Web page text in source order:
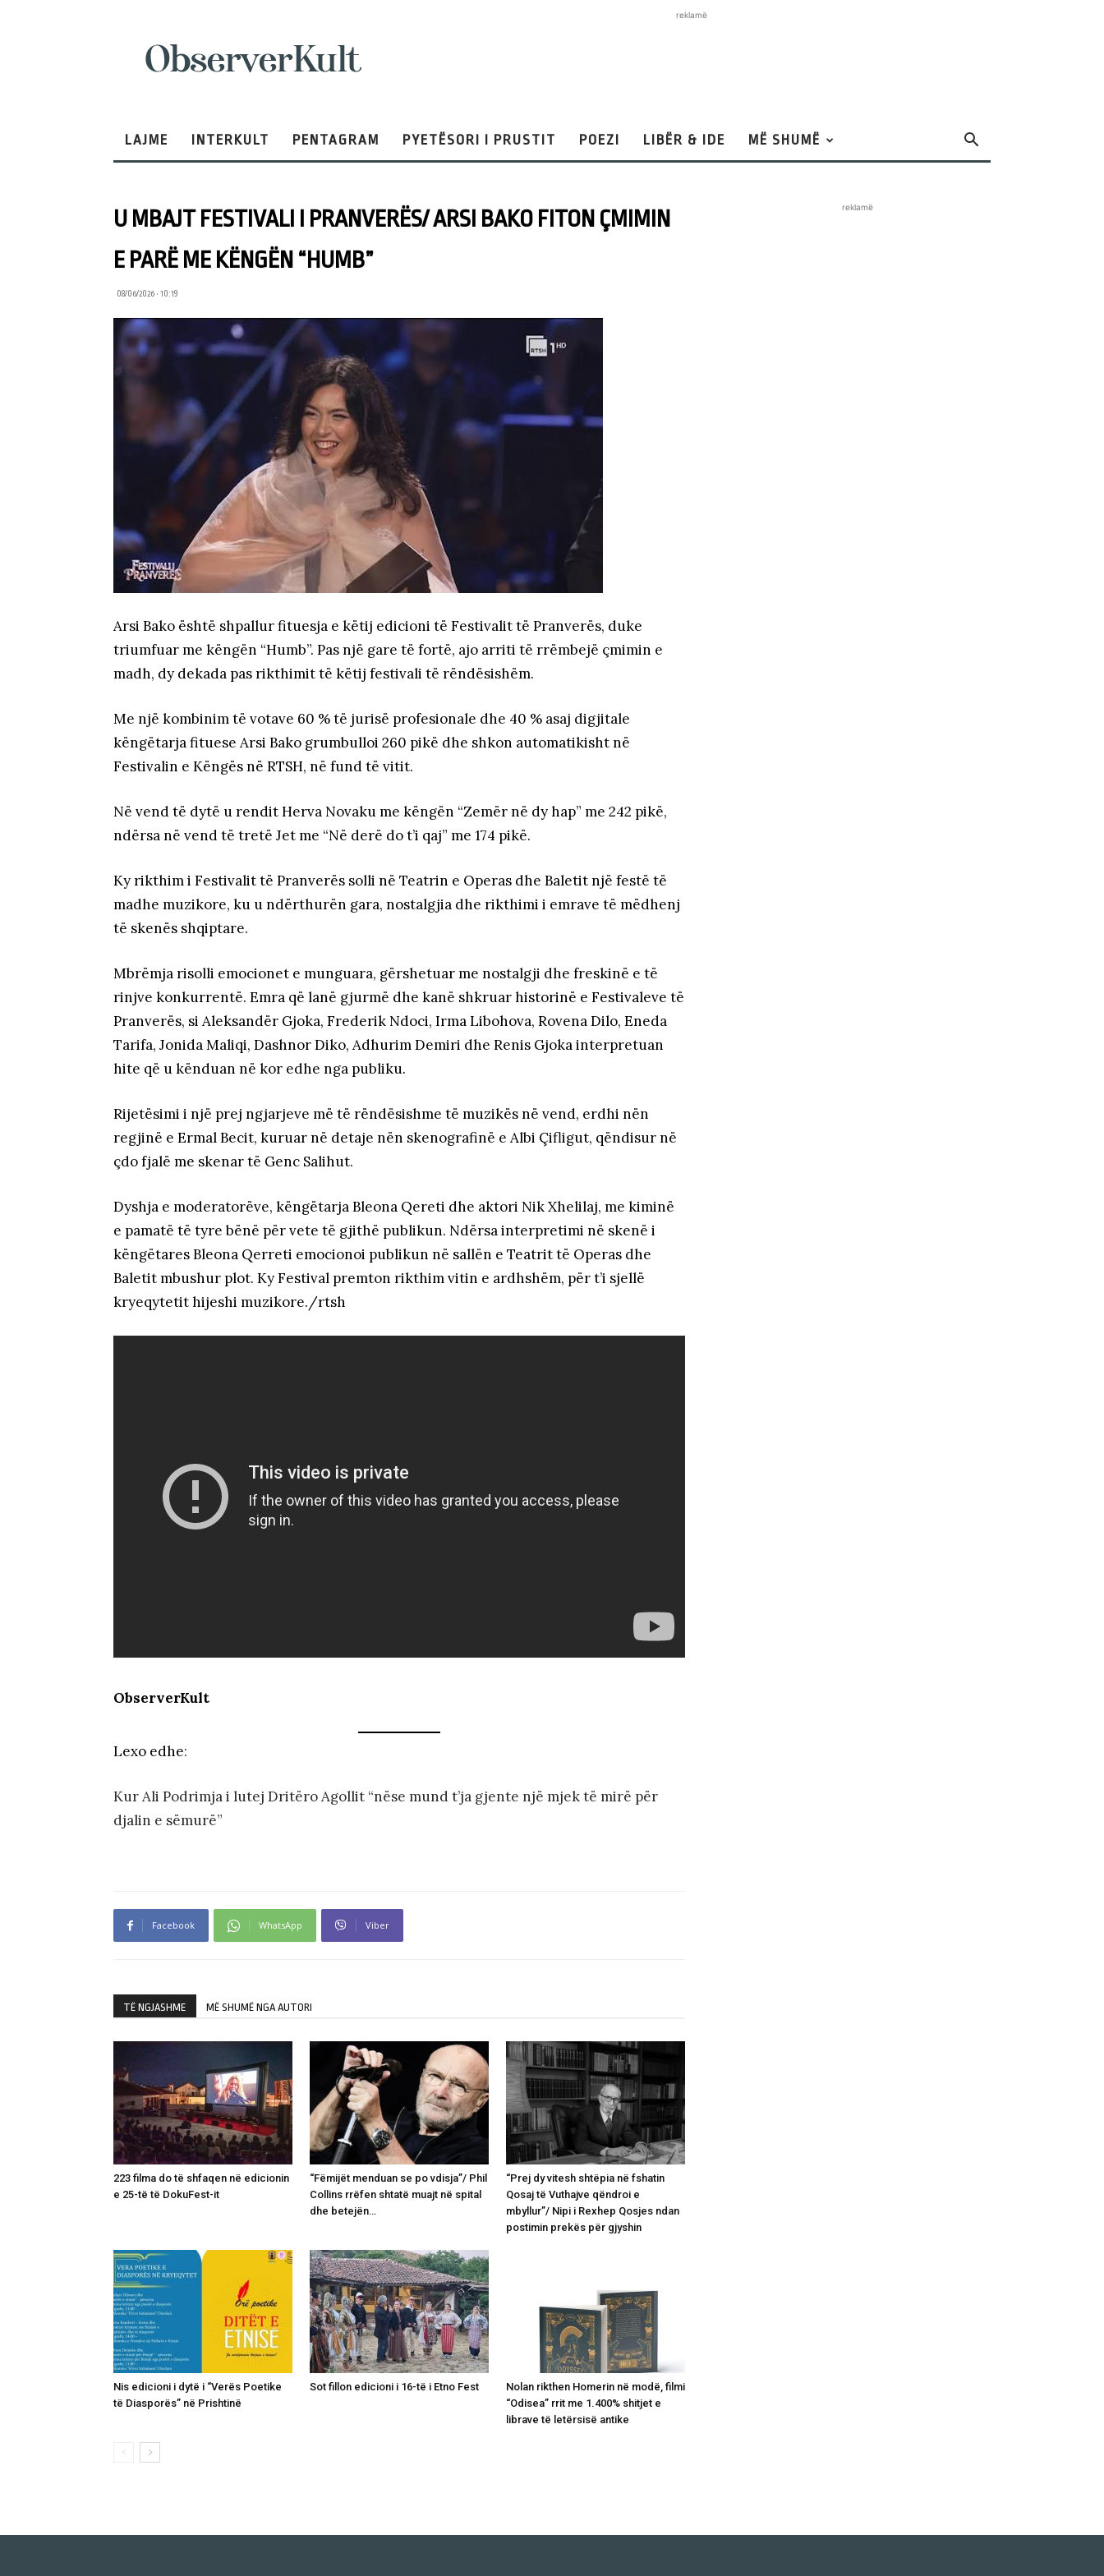
reklamë
LAJME INTERKULT PENTAGRAM PYETËSORI I PRUSTIT POEZI LIBËR & IDE MË SHUMË
U MBAJT FESTIVALI I PRANVERËS/ ARSI BAKO FITON ÇMIMIN
E PARË ME KËNGËN “HUMB”
08/06/2026 • 10:19
Arsi Bako është shpallur fituesja e këtij edicioni të Festivalit të Pranverës, duke
triumfuar me këngën “Humb”. Pas një gare të fortë, ajo arriti të rrëmbejë çmimin e
madh, dy dekada pas rikthimit të këtij festivali të rëndësishëm.
Me një kombinim të votave 60 % të jurisë profesionale dhe 40 % asaj digjitale
këngëtarja fituese Arsi Bako grumbulloi 260 pikë dhe shkon automatikisht në
Festivalin e Këngës në RTSH, në fund të vitit.
Në vend të dytë u rendit Herva Novaku me këngën “Zemër në dy hap” me 242 pikë,
ndërsa në vend të tretë Jet me “Në derë do t’i qaj” me 174 pikë.
Ky rikthim i Festivalit të Pranverës solli në Teatrin e Operas dhe Baletit një festë të
madhe muzikore, ku u ndërthurën gara, nostalgjia dhe rikthimi i emrave të mëdhenj
të skenës shqiptare.
Mbrëmja risolli emocionet e munguara, gërshetuar me nostalgji dhe freskinë e të
rinjve konkurrentë. Emra që lanë gjurmë dhe kanë shkruar historinë e Festivaleve të
Pranverës, si Aleksandër Gjoka, Frederik Ndoci, Irma Libohova, Rovena Dilo, Eneda
Tarifa, Jonida Maliqi, Dashnor Diko, Adhurim Demiri dhe Renis Gjoka interpretuan
hite që u kënduan në kor edhe nga publiku.
Rijetësimi i një prej ngjarjeve më të rëndësishme të muzikës në vend, erdhi nën
regjinë e Ermal Becit, kuruar në detaje nën skenografinë e Albi Çifligut, qëndisur në
çdo fjalë me skenar të Genc Salihut.
Dyshja e moderatorëve, këngëtarja Bleona Qereti dhe aktori Nik Xhelilaj, me kiminë
e pamatë të tyre bënë për vete të gjithë publikun. Ndërsa interpretimi në skenë i
këngëtares Bleona Qerreti emocionoi publikun në sallën e Teatrit të Operas dhe
Baletit mbushur plot. Ky Festival premton rikthim vitin e ardhshëm, për t’i sjellë
kryeqytetit hijeshi muzikore./rtsh
ObserverKult
Lexo edhe:
Kur Ali Podrimja i lutej Dritëro Agollit “nëse mund t’ja gjente një mjek të mirë për
djalin e sëmurë”
Facebook WhatsApp Viber
TË NGJASHME MË SHUMË NGA AUTORI
223 filma do të shfaqen në edicionin
e 25-të të DokuFest-it
“Fëmijët menduan se po vdisja”/ Phil
Collins rrëfen shtatë muajt në spital
dhe betejën…
“Prej dy vitesh shtëpia në fshatin
Qosaj të Vuthajve qëndroi e
mbyllur”/ Nipi i Rexhep Qosjes ndan
postimin prekës për gjyshin
Nis edicioni i dytë i “Verës Poetike
të Diasporës” në Prishtinë
Sot fillon edicioni i 16-të i Etno Fest
Nolan rikthen Homerin në modë, filmi
“Odisea” rrit me 1.400% shitjet e
librave të letërsisë antike
reklamë